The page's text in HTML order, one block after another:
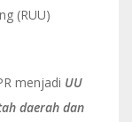
(RUU)
menjadi UU
daerah dan